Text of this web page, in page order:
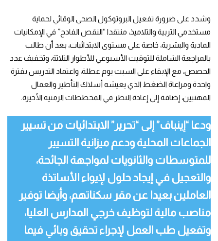
وشدد على ضرورة تفعيل البروتوكول الصحي الوقائي لحماية
مستخدمي التربية والتلاميذ، منتقدا “النقص الفادح” في الإمكانيات
المادية والبشرية، خاصة على مستوى الابتدائيات، بعد أن طالب
بالمراجعة الشاملة للتوقيت الأسبوعي للأطوار الثلاثة، وتخفيف عدد
الحصص، مع الإبقاء على السبت يوم عطلة، واعتماد التدريس بفترة
واحدة ومراعاة الضغط الذي يعيشه أسلاك التأطير والعمال
المهنيين، إضافة إلى إعادة النظر في المخططات الزمنية الأخيرة.
ودعا “إينباف” إلى “تحرير” الابتدائيات من تسيير
الجماعات المحلية ودعم ميزانية التسيير
للمتوسطات والثانويات لمواجهة الجائحة،
والتعجيل في إيجاد حلول لإيواء الأساتذة
العاملين بعيدا عن مقر سكناتهم، وأيضا توفير
مناصب مالية لتوظيف خرجي المدارس العليا،
وتفعيل طب العمل لإجراء تحقيق وبائي فيما